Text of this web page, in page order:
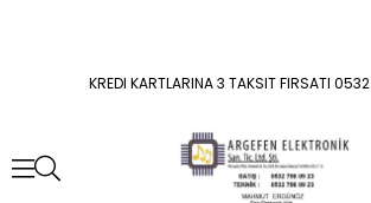
KREDI KARTLARINA 3 TAKSIT FIRSATI